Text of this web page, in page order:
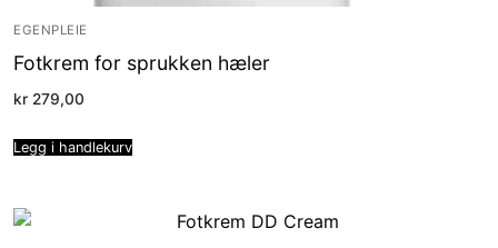
EGENPLEIE
Fotkrem for sprukken hæler
kr 279,00
Legg i handlekurv